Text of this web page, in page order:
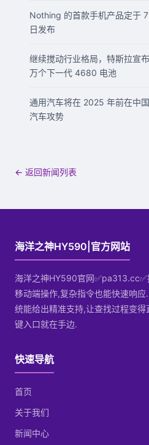
Nothing 的首款手机产品定于
日发布
继续搅动行业格局，特斯拉宣
万个下一代 4680 电池
通用汽车将在 2025 年前在中
汽车攻势
← 返回新闻列表
海洋之神HY590|官方网站
海洋之神HY590官网
移动端操作,复杂指令也能快速响
统能给出精准支持,让查找过程变
键入口就在手边.
快速导航
首页
关于我们
新闻中心